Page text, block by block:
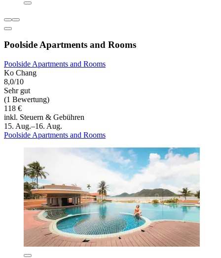
Poolside Apartments and Rooms
Poolside Apartments and Rooms
Ko Chang
8,0/10
Sehr gut
(1 Bewertung)
118 €
inkl. Steuern & Gebühren
15. Aug.–16. Aug.
Poolside Apartments and Rooms